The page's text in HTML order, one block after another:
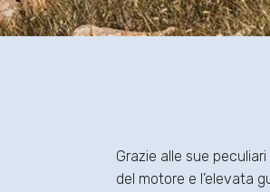
Grazie alle sue
del motore e l’elevata